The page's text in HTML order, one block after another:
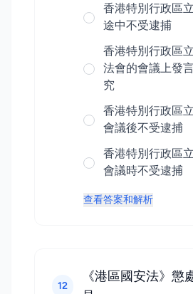
香港特別行政區
途中不受逮捕
香港特別行政區
法會的會議上發
究
香港特別行政區
會議後不受逮捕
香港特別行政區
會議時不受逮捕
查看答案和解析
12
《港區國安法》懲